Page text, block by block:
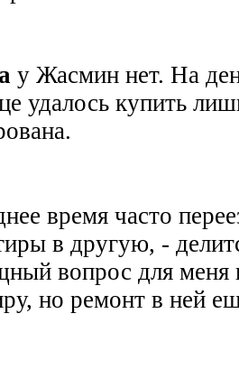
у Жасмин нет. На
удалось купить
время часто
в другую, -
вопрос для меня
но ремонт в ней